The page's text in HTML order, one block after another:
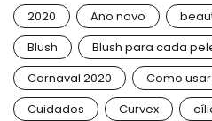
2020 Ano novo
Blush
Blush para cada
Carnaval 2020
Como usar
Cuidados
Curvex